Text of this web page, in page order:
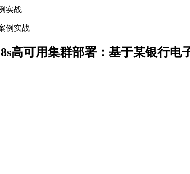
实战
高可用集群部署：基于某银行电